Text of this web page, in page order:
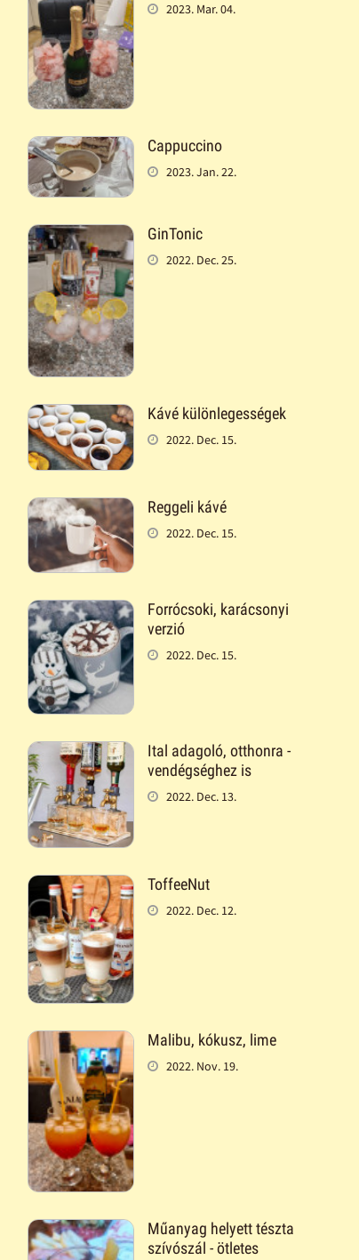
2023. Mar. 04.
Cappuccino
2023. Jan. 22.
GinTonic
2022. Dec. 25.
Kávé különlegességek
2022. Dec. 15.
Reggeli kávé
2022. Dec. 15.
Forrócsoki, karácsonyi
verzió
2022. Dec. 15.
Ital adagoló, otthonra -
vendégséghez is
2022. Dec. 13.
ToffeeNut
2022. Dec. 12.
Malibu, kókusz, lime
2022. Nov. 19.
Műanyag helyett tészta
szívószál - ötletes